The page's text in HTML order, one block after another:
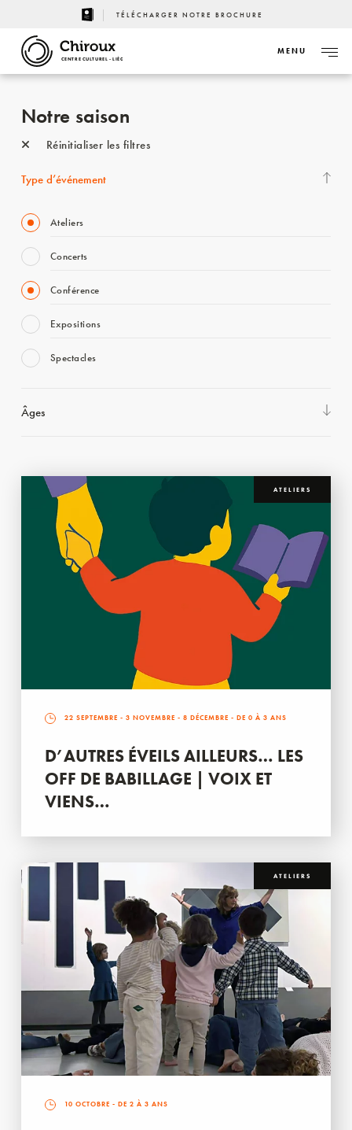
TÉLÉCHARGER NOTRE BROCHURE
CENTRE CULTUREL - LIÈGE
MENU
Notre saison
Réinitialiser les filtres
Type d’événement
Ateliers
Concerts
Conférence
Expositions
Spectacles
Âges
ATELIERS
22 SEPTEMBRE - 3 NOVEMBRE - 8 DÉCEMBRE - DE 0 À 3 ANS
D’AUTRES ÉVEILS AILLEURS… LES
OFF DE BABILLAGE | VOIX ET
VIENS…
ATELIERS
10 OCTOBRE - DE 2 À 3 ANS